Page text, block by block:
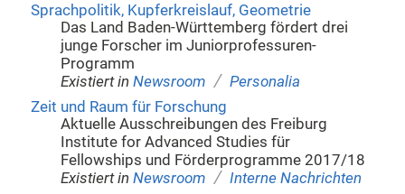
Sprachpolitik, Kupferkreislauf, Geometrie
Das Land Baden-Württemberg fördert drei
junge Forscher im Juniorprofessuren-
Programm
Existiert in Newsroom / Personalia
Zeit und Raum für Forschung
Aktuelle Ausschreibungen des Freiburg
Institute for Advanced Studies für
Fellowships und Förderprogramme 2017/18
Existiert in Newsroom / Interne Nachrichten